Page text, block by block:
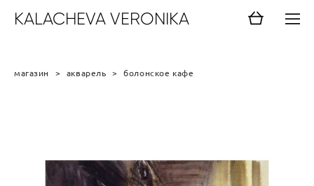
KALACHEVA VERONIKA
магазин > акварель > болонское кафе